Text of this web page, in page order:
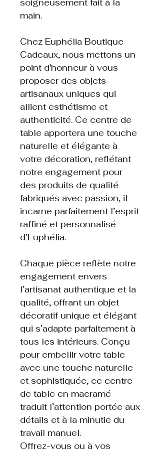
soigneusement fait à la
main.
Chez Euphélia Boutique
Cadeaux, nous mettons un
point d'honneur à vous
proposer des objets
artisanaux uniques qui
allient esthétisme et
authenticité. Ce centre de
table apportera une touche
naturelle et élégante à
votre décoration, reflétant
notre engagement pour
des produits de qualité
fabriqués avec passion, il
incarne parfaitement l’esprit
raffiné et personnalisé
d’Euphélia.
Chaque pièce reflète notre
engagement envers
l’artisanat authentique et la
qualité, offrant un objet
décoratif unique et élégant
qui s’adapte parfaitement à
tous les intérieurs. Conçu
pour embellir votre table
avec une touche naturelle
et sophistiquée, ce centre
de table en macramé
traduit l’attention portée aux
détails et à la minutie du
travail manuel.
Offrez-vous ou à vos